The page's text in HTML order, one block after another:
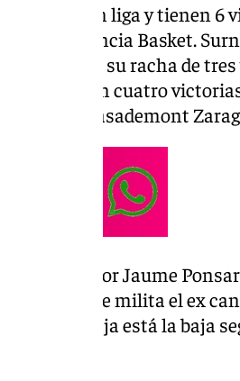
en liga y tienen
con Valencia Basket.
que rompió su racha de
parte suman cuatro
Murcia y Casademont
dirigido por Jaume
donde milita el ex
del Unicaja está la baja